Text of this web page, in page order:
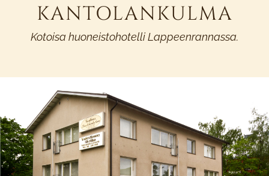
KANTOLANKULMA
Kotoisa huoneistohotelli Lappeenrannassa.